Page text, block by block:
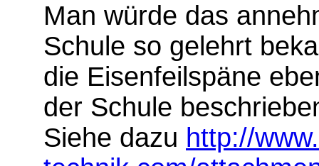
Man würde das
Schule so gelehrt
die Eisenfeilspäne
der Schule
Siehe dazu http://